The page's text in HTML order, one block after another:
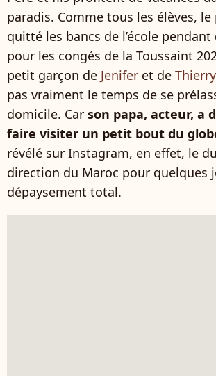
paradis. Comme tous les élèves, le
quitté les bancs de l’école
pour les congés de la Toussaint
petit garçon de Jenifer et de
pas vraiment le temps de se
domicile. Car son papa, acteur, a
faire visiter un petit bout du
révélé sur Instagram, en effet, le
direction du Maroc pour quelques
dépaysement total.